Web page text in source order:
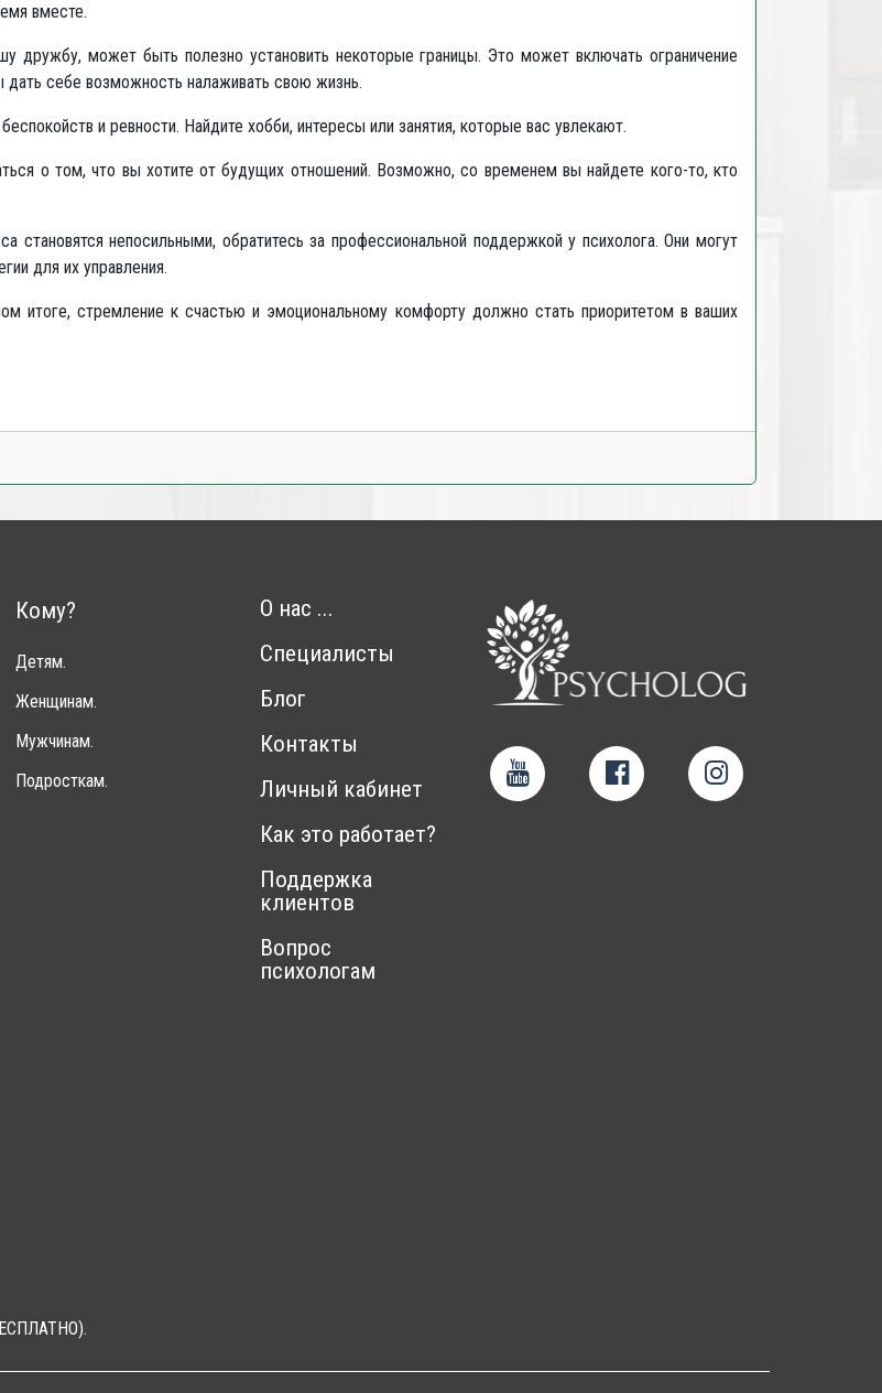
вместе.
дружбу, может быть полезно установить некоторые границы. Это может включать ограничение
дать себе возможность налаживать свою жизнь.
и ревности. Найдите хобби, интересы или занятия, которые вас увлекают.
о том, что вы хотите от будущих отношений. Возможно, со временем вы найдете кого-то, кто
становятся непосильными, обратитесь за профессиональной поддержкой у психолога. Они могут
для их управления.
итоге, стремление к счастью и эмоциональному комфорту должно стать приоритетом в ваших
Кому?
Детям.
Женщинам.
Мужчинам.
Подросткам.
О нас ...
Специалисты
Блог
Контакты
Личный кабинет
Как это работает?
Поддержка
клиентов
Вопрос
психологам